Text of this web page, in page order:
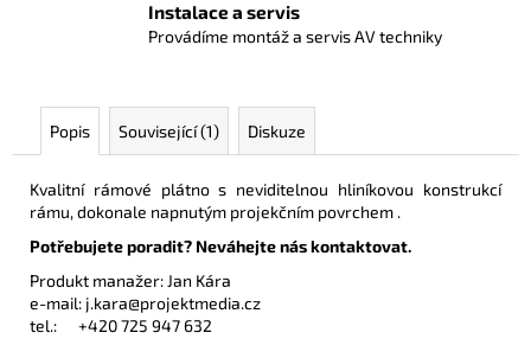
Instalace a servis
Provádíme montáž a servis AV techniky
Popis Související (1) Diskuze
Kvalitní rámové plátno s neviditelnou hliníkovou konstrukcí
rámu, dokonale napnutým projekčním povrchem .
Potřebujete poradit? Neváhejte nás kontaktovat.
Produkt manažer: Jan Kára
e-mail: j.kara@projektmedia.cz
tel.: +420 725 947 632